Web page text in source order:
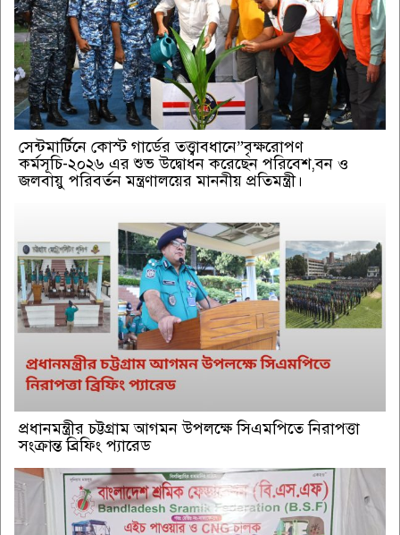
সেন্টমার্টিনে কোস্ট গার্ডের তত্ত্বাবধানে”বৃক্ষরোপণ
কর্মসূচি-২০২৬ এর শুভ উদ্বোধন করেছেন পরিবেশ,বন ও
জলবায়ু পরিবর্তন মন্ত্রণালয়ের মাননীয় প্রতিমন্ত্রী।
প্রধানমন্ত্রীর চট্টগ্রাম আগমন উপলক্ষে সিএমপিতে নিরাপত্তা
সংক্রান্ত ব্রিফিং প্যারেড